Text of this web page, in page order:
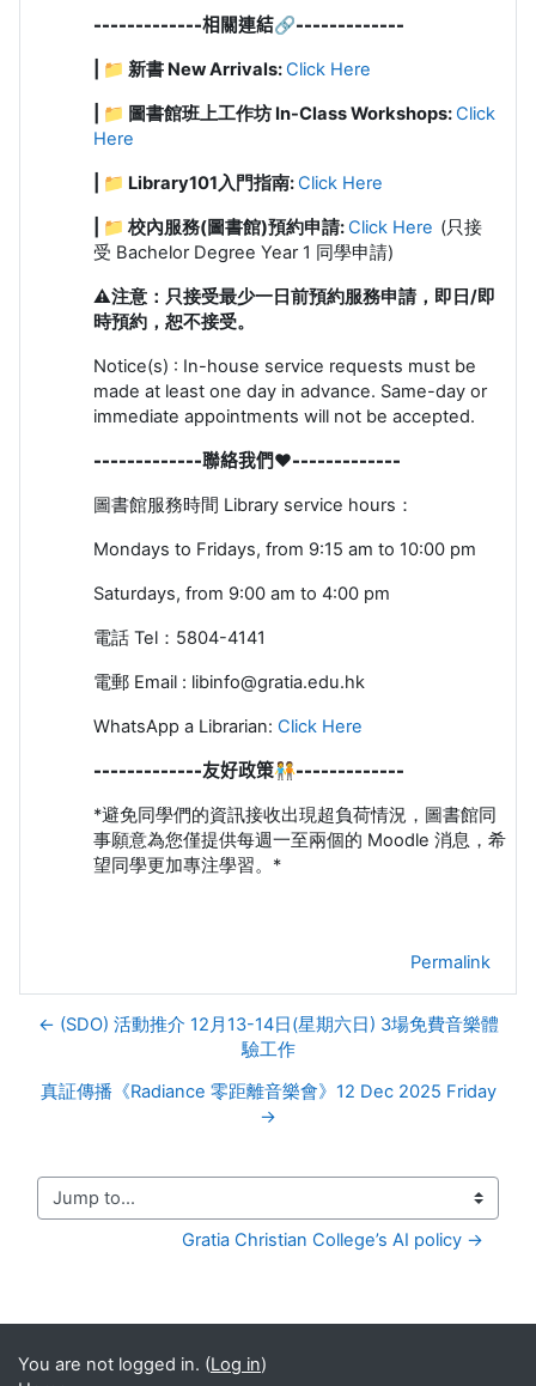
-------------相關連結🔗-------------
| 📁 新書 New Arrivals:Click Here
| 📁 圖書館班上工作坊 In-Class Workshops:Click
Here
| 📁 Library101入門指南:Click Here
| 📁 校內服務(圖書館)預約申請:Click Here (只接
受 Bachelor Degree Year 1 同學申請)
⚠️注意：只接受最少一日前預約服務申請，即日/即
時預約，恕不接受。
Notice(s) : In-house service requests must be
made at least one day in advance. Same-day or
immediate appointments will not be accepted.
-------------聯絡我們❤️-------------
圖書館服務時間 Library service hours ：
Mondays to Fridays, from 9:15 am to 10:00 pm
Saturdays, from 9:00 am to 4:00 pm
電話 Tel ： 5804-4141
電郵 Email : libinfo@gratia.edu.hk
WhatsApp a Librarian: Click Here
-------------友好政策🧑‍🤝‍🧑-------------
*避免同學們的資訊接收出現超負荷情況，圖書館同
事願意為您僅提供每週一至兩個的 Moodle 消息，希
望同學更加專注學習。*
Permalink
← (SDO) 活動推介 12月13-14日(星期六日) 3場免費音樂體
驗工作
真証傳播《Radiance 零距離音樂會》12 Dec 2025 Friday
→
Jump to...
Gratia Christian College’s AI policy →
You are not logged in. (Log in)